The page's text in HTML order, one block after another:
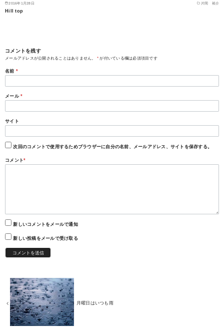
2016年1月28日 片岡 裕介
Hill top
コメントを残す
メールアドレスが公開されることはありません。 * が付いている欄は必須項目です
名前 *
メール *
サイト
次回のコメントで使用するためブラウザーに自分の名前、メールアドレス、サイトを保存する。
コメント*
新しいコメントをメールで通知
新しい投稿をメールで受け取る
月曜日はいつも雨